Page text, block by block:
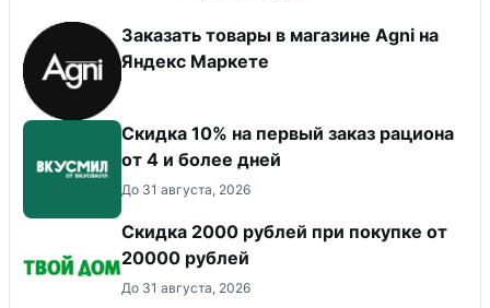
Заказать товары в магазине Agni на
Яндекс Маркете
Скидка 10% на первый заказ рациона
от 4 и более дней
До 31 августа, 2026
Скидка 2000 рублей при покупке от
20000 рублей
До 31 августа, 2026